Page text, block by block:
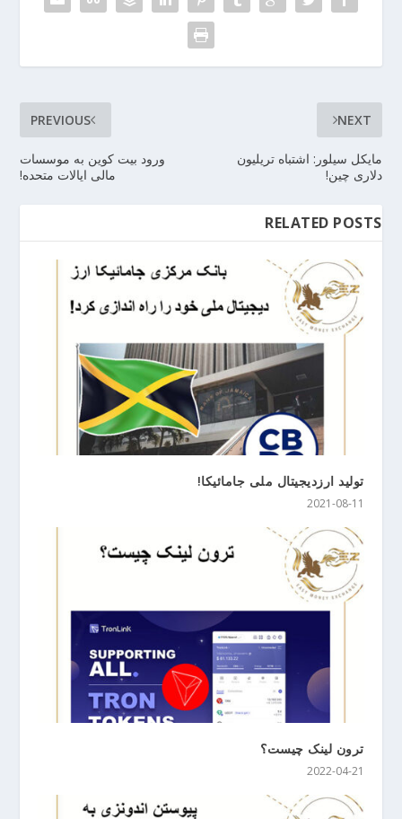
PREVIOUS
ورود بیت کوین به موسسات
مالی ایالات متحده!
NEXT
مایکل سیلور: اشتباه تریلیون
دلاری چین!
RELATED POSTS
تولید ارزدیجیتال ملی جامائیکا!
2021-08-11
ترون لینک چیست؟
2022-04-21